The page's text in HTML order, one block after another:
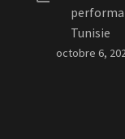
Tunisie
octobre 6,